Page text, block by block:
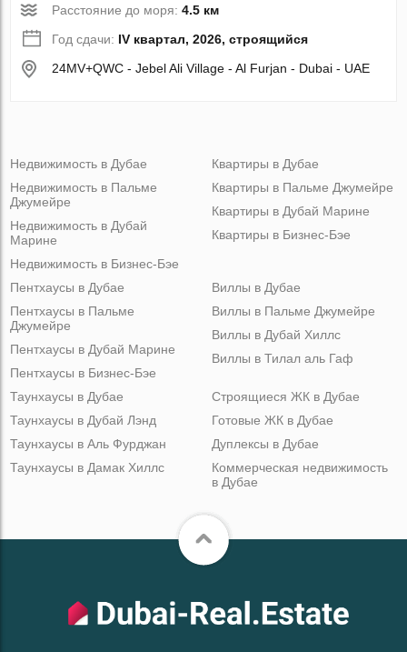
Расстояние до моря:4.5 км
Год сдачи: IV квартал, 2026, строящийся
24MV+QWC - Jebel Ali Village - Al Furjan - Dubai - UAE
Недвижимость в Дубае
Недвижимость в Пальме
Джумейре
Недвижимость в Дубай
Марине
Недвижимость в Бизнес-Бэе
Квартиры в Дубае
Квартиры в Пальме Джумейре
Квартиры в Дубай Марине
Квартиры в Бизнес-Бэе
Пентхаусы в Дубае
Пентхаусы в Пальме
Джумейре
Пентхаусы в Дубай Марине
Пентхаусы в Бизнес-Бэе
Виллы в Дубае
Виллы в Пальме Джумейре
Виллы в Дубай Хиллс
Виллы в Тилал аль Гаф
Таунхаусы в Дубае
Таунхаусы в Дубай Лэнд
Таунхаусы в Аль Фурджан
Таунхаусы в Дамак Хиллс
Строящиеся ЖК в Дубае
Готовые ЖК в Дубае
Дуплексы в Дубае
Коммерческая недвижимость
в Дубае